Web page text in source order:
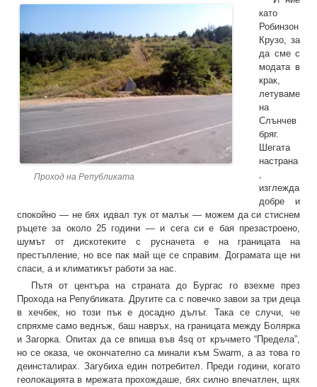
Проход на Републиката
като
Робинзон
Крузо, за
да сме с
модата в
крак,
летуваме
на
Слънчев
бряг.
Шегата
настрана
,
изглежда
добре и
спокойно — не бях идвал тук от малък — можем да си стиснем
ръцете за около 25 години — и сега си е бая презастроено,
шумът от дискотеките с русначета е на границата на
престъпление, но все пак май ще се справим. Дограмата ще ни
спаси, а и климатикът работи за нас.
Пътя от центъра на страната до Бургас го взехме през
Прохода на Републиката. Другите са с повечко завои за три деца
в хечбек, но този пък е досадно дълъг. Така се случи, че
спряхме само веднъж, баш навръх, на границата между Болярка
и Загорка. Опитах да се впиша във 4sq от кръчмето “Предела”,
но се оказа, че окончателно са минали към Swarm, а аз това го
деинсталирах. Загубиха един потребител. Преди години, когато
геолокацията в мрежата прохождаше, бях силно впечатлен, щях